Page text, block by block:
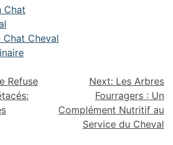
Chat
Cheval
Refuse
Next: Les Arbres
Fourragers : Un
Complément Nutritif au
Service du Cheval